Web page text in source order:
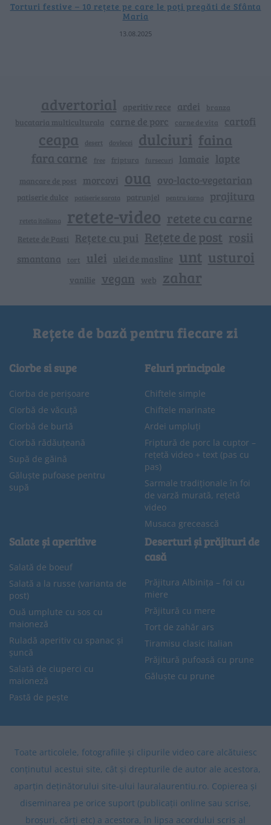
Torturi festive – 10 rețete pe care le poți pregăti de Sfânta
Maria
13.08.2025
advertorial aperitiv rece ardei branza
bucataria multiculturala carne de porc carne de vita cartofi
ceapa desert dovlecei dulciuri faina
fara carne free friptura fursecuri lamaie lapte
mancare de post morcovi oua ovo-lacto-vegetarian
patiserie dulce patiserie sarata patrunjel pentru iarna prajitura
reteta italiana retete-video retete cu carne
Retete de Pasti Rețete cu pui Rețete de post rosii
smantana tort ulei ulei de masline unt usturoi
vanilie vegan web zahar
Rețete de bază pentru fiecare zi
Ciorbe si supe
Ciorba de perișoare
Ciorbă de văcuță
Ciorbă de burtă
Ciorbă rădăuțeană
Supă de găină
Găluște pufoase pentru
supă
Feluri principale
Chiftele simple
Chiftele marinate
Ardei umpluți
Friptură de porc la cuptor –
rețetă video + text (pas cu
pas)
Sarmale tradiționale în foi
de varză murată, rețetă
video
Musaca grecească
Salate și aperitive
Salată de boeuf
Salată a la russe (varianta de
post)
Ouă umplute cu sos cu
maioneză
Ruladă aperitiv cu spanac și
șuncă
Salată de ciuperci cu
maioneză
Pastă de pește
Deserturi și prăjituri de
casă
Prăjitura Albinița – foi cu
miere
Prăjitură cu mere
Tort de zahăr ars
Tiramisu clasic italian
Prăjitură pufoasă cu prune
Găluște cu prune
Toate articolele, fotografiile și clipurile video care alcătuiesc
conținutul acestui site, cât și drepturile de autor ale acestora,
aparțin deținătorului site-ului lauralaurentiu.ro. Copierea și
diseminarea pe orice suport (publicații online sau scrise,
broșuri, cărți etc) a acestora, în lipsa acordului scris al